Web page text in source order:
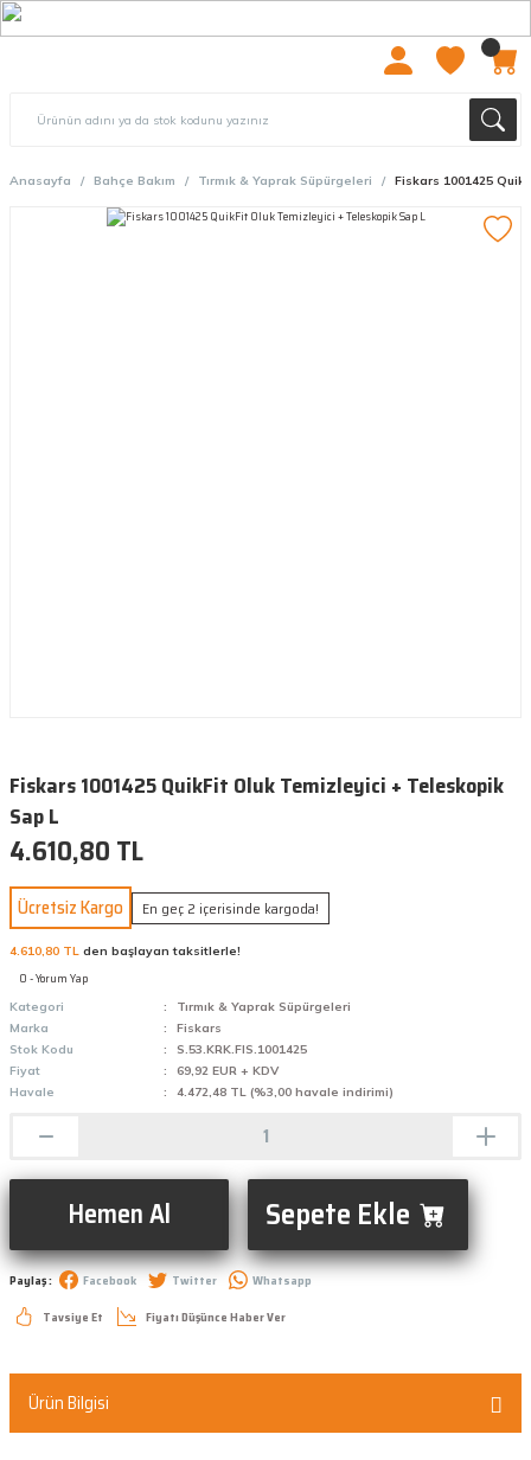
Anasayfa Bahçe Bakım Tırmık & Yaprak Süpürgeleri Fiskars 1001425
Fiskars 1001425 QuikFit Oluk Temizleyici + Teleskopik
Sap L
4.610,80 TL
Ücretsiz Kargo En geç 2 içerisinde kargoda!
4.610,80 TL den başlayan taksitlerle!
0 - Yorum Yap
Kategori
Tırmık & Yaprak Süpürgeleri
Marka
Fiskars
Stok Kodu
S.53.KRK.FIS.1001425
Fiyat
69,92 EUR + KDV
Havale
4.472,48 TL (%3,00 havale indirimi)
Hemen Al Sepete Ekle
Paylaş : Facebook Twitter
Whatsapp
Tavsiye Et
Fiyatı Düşünce Haber Ver
Ürün Bilgisi